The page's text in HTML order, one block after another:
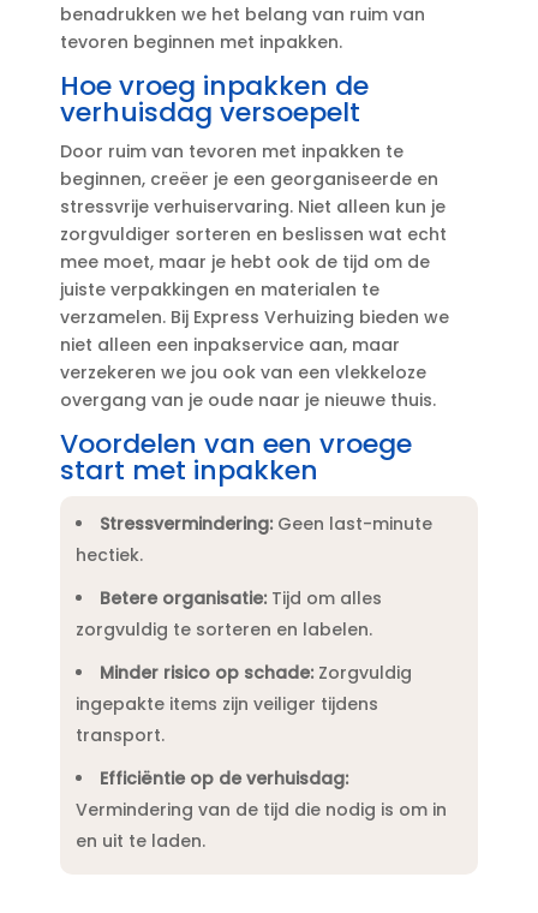
benadrukken we het belang van ruim van
tevoren beginnen met inpakken.​
Hoe vroeg inpakken de
verhuisdag versoepelt
Door ruim van tevoren met inpakken te
beginnen, creëer je een georganiseerde en
stressvrije verhuiservaring.​ Niet alleen kun je
zorgvuldiger sorteren en beslissen wat echt
mee moet, maar je hebt ook de tijd om de
juiste verpakkingen en materialen te
verzamelen.​ Bij Express Verhuizing bieden we
niet alleen een inpakservice aan, maar
verzekeren we jou ook van een vlekkeloze
overgang van je oude naar je nieuwe thuis.​
Voordelen van een vroege
start met inpakken
Stressvermindering:Geen last-minute
hectiek.​
Betere organisatie:Tijd om alles
zorgvuldig te sorteren en labelen.​
Minder risico op schade:Zorgvuldig
ingepakte items zijn veiliger tijdens
transport.​
Efficiëntie op de verhuisdag:
Vermindering van de tijd die nodig is om in
en uit te laden.​